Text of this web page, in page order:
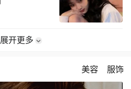
展开更多
美容 服饰